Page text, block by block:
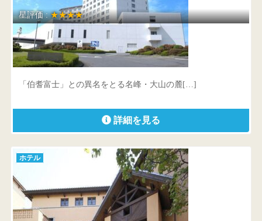
星評価 :★★★★
ロイヤルホテル 大山
鳥取県 西伯郡伯耆町丸山中祖1647-13
「伯耆富士」との異名をとる名峰・大山の麓[…]
詳細を見る
ホテル